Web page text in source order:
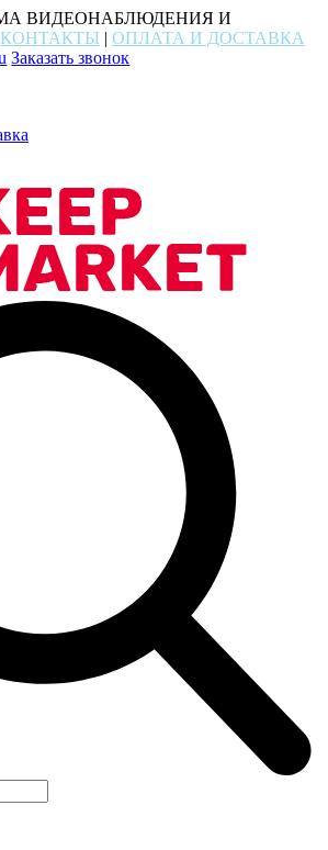
ВИДЕОНАБЛЮДЕНИЯ И
КОНТАКТЫ | ОПЛАТА И ДОСТАВКА
Заказать звонок